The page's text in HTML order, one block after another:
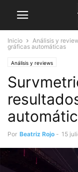
Inicio Análisis y
gráficas automáticas
Análisis y reviews
Por Beatriz Rojo - 15